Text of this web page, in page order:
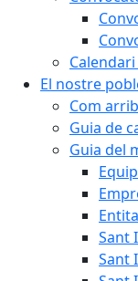
El nostre
Com
Guia de
Guia del
Sant
Sant